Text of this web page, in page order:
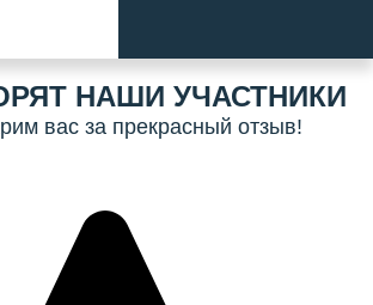
НАШИ УЧАСТНИКИ
вас за прекрасный отзыв!